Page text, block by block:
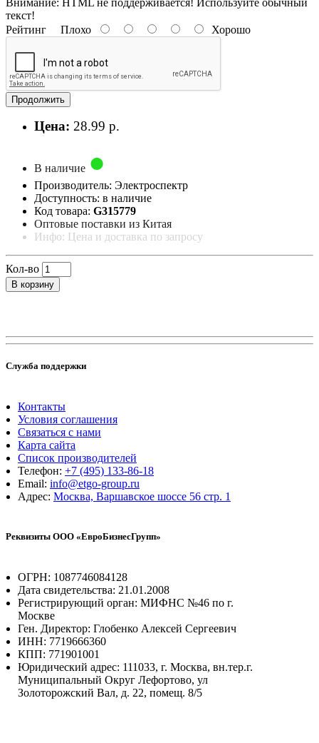
текст!
Рейтинг Плохо Хорошо
Продолжить
Цена: 28.99 р.
В наличие
Производитель: Электроспектр
Доступность: в наличие
Код товара: G315779
Оптовые поставки из Китая
Инфо: Цена и доставка по запросу
Кол-во
В корзину
Служба поддержки
Контакты
Условия соглашения
Связаться с нами
Карта сайта
Список производителей
Телефон: +7 (495) 133-86-18
Email: info@etgo-group.ru
Адрес: Москва, Варшавское шоссе 56 стр. 1
Реквизиты ООО «ЕвроБизнесГрупп»
ОГРН: 1087746084128
Дата свидетельства: 21.01.2008
Регистрирующий орган: МИФНС №46 по г.
Москве
Ген. Директор: Глобенко Алексей Сергеевич
ИНН: 7719666360
КПП: 771901001
Юридический адрес: 111033, г. Москва, вн.тер.г.
Муниципальный Округ Лефортово, ул
Золоторожский Вал, д. 22, помещ. 8/5